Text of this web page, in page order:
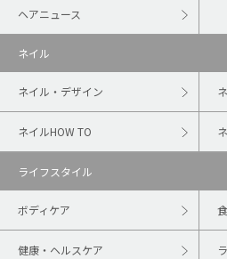
ヘアニュース
ネイル
ネイル・デザイン
ネイルHOW TO
ライフスタイル
ボディケア
健康・ヘルスケア